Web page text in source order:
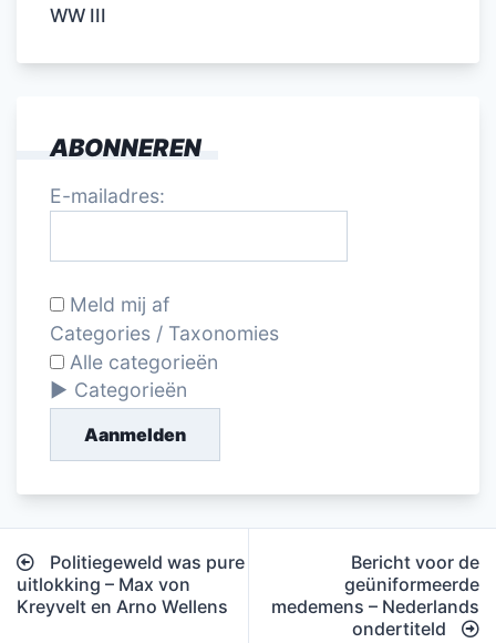
WW III
ABONNEREN
E-mailadres:
Meld mij af
Categories / Taxonomies
Alle categorieën
Categorieën
Aanmelden
Bericht
navigatie
Politiegeweld was pure
uitlokking – Max von
Kreyvelt en Arno Wellens
Bericht voor de
geüniformeerde
medemens – Nederlands
ondertiteld